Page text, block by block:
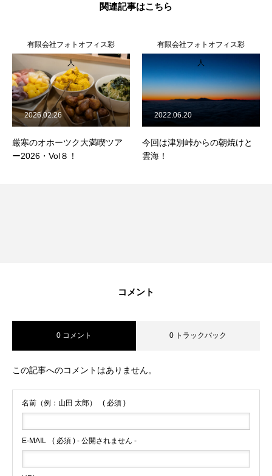
関連記事はこちら
有限会社フォトオフィス彩
人
厳寒のオホーツク大満喫ツア
ー2026・Vol８！
2026.02.26
有限会社フォトオフィス彩
人
今回は津別峠からの朝焼けと
雲海！
2022.06.20
コメント
0 コメント 0 トラックバック
この記事へのコメントはありません。
名前（例：山田 太郎） ( 必須 )
E-MAIL ( 必須 ) - 公開されません -